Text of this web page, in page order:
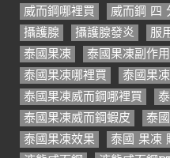
威而鋼哪裡買
威而鋼 四
攝護腺
攝護腺發炎 服
泰國果凍
泰國果凍副作用
泰國果凍哪裡買
泰國果
泰國果凍威而鋼哪裡買
泰國果凍威而鋼蝦皮
泰
泰國果凍效果
泰國 果凍